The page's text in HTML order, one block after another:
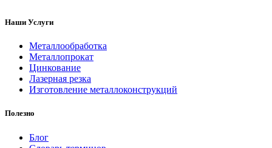
Наши Услуги
Металлообработка
Металлопрокат
Цинкование
Лазерная резка
Изготовление металлоконструкций
Полезно
Блог